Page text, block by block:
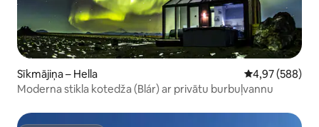
Sīkmājiņa – Hella Vidējais
4,97 (588)
Moderna stikla kotedža (Blár) ar privātu burbuļvannu